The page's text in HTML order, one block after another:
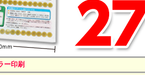
ー印刷